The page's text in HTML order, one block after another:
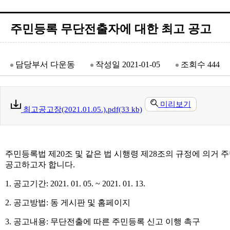
주민등록 무단전출자에 대한 최고 공고
담당부서 다운동 작성일 2021-01-05 조회수 444
최고공고장(2021.01.05.).pdf(33 kb)
미리보기
주민등록법 제20조 및 같은 법 시행령 제28조의 규정에 의거
공고하고자 합니다.
1. 공고기간: 2021. 01. 05. ~ 2021. 01. 13.
2. 공고방법: 동 게시판 및 홈페이지
3. 공고내용: 무단전출에 따른 주민등록 신고 이행 촉구